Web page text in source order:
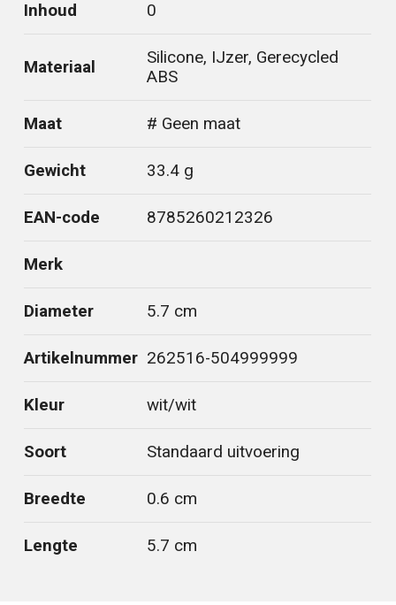
Inhoud 0
Materiaal
Silicone, IJzer, Gerecycled
ABS
Maat # Geen maat
Gewicht 33.4 g
EAN-code 8785260212326
Merk
Diameter 5.7 cm
Artikelnummer 262516-504999999
Kleur wit/wit
Soort Standaard uitvoering
Breedte 0.6 cm
Lengte 5.7 cm